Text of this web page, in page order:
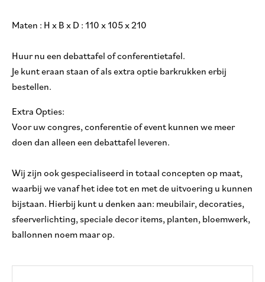
Maten : H x B x D : 110 x 105 x 210
Huur nu een debattafel of conferentietafel.
Je kunt eraan staan of als extra optie barkrukken erbij
bestellen.
Extra Opties:
Voor uw congres, conferentie of event kunnen we meer
doen dan alleen een debattafel leveren.
Wij zijn ook gespecialiseerd in totaal concepten op maat,
waarbij we vanaf het idee tot en met de uitvoering u kunnen
bijstaan. Hierbij kunt u denken aan: meubilair, decoraties,
sfeerverlichting, speciale decor items, planten, bloemwerk,
ballonnen noem maar op.